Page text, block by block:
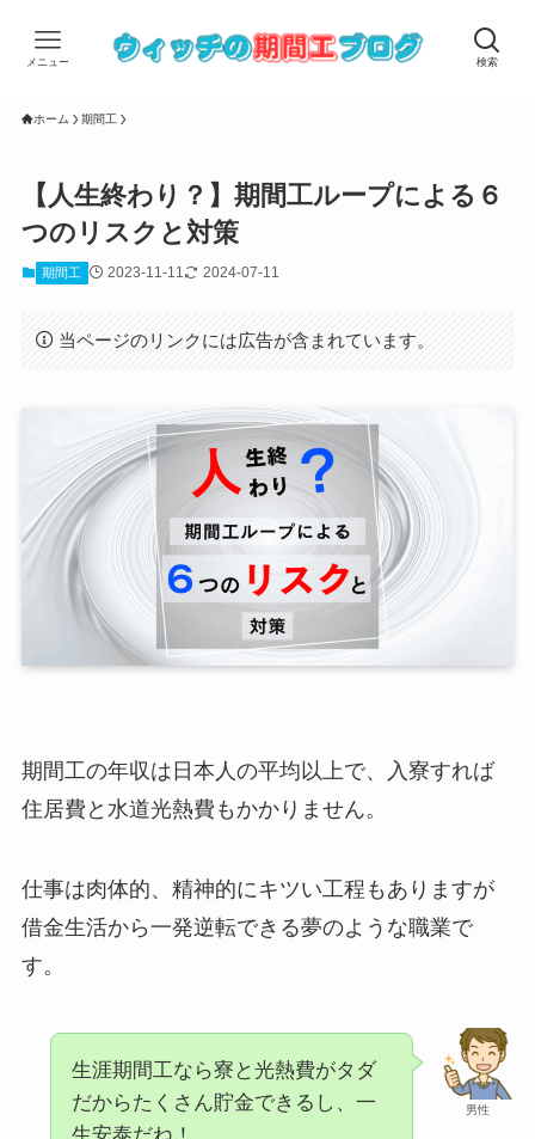
検索
メニュー
ホーム 期間工
【人生終わり？】期間工ループによる６
つのリスクと対策
期間工 2023-11-11 2024-07-11
当ページのリンクには広告が含まれています。
期間工の年収は日本人の平均以上で、入寮すれば
住居費と水道光熱費もかかりません。
仕事は肉体的、精神的にキツい工程もありますが
借金生活から一発逆転できる夢のような職業で
す。
男性
生涯期間工なら寮と光熱費がタダ
だからたくさん貯金できるし、一